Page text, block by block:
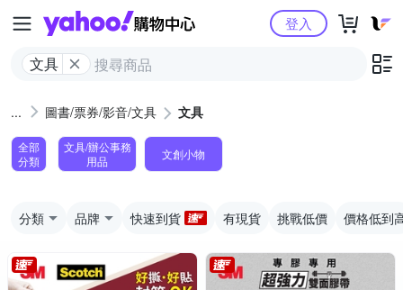
Yahoo購物中心
文具
登入
圖書/票券/影音/文具 文具
全部
分類
文具/辦公事務
用品
文創小物
分類 品牌 快速到貨 有現貨 挑戰低價 價格低到